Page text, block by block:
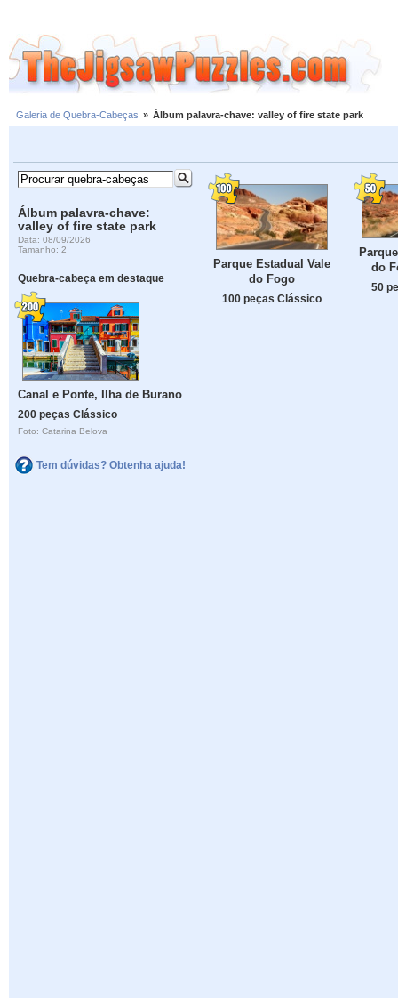
Galeria de Quebra-Cabeças » Álbum palavra-chave: valley of fire state park
Álbum palavra-chave:
valley of fire state park
Data: 08/09/2026
Tamanho: 2
Quebra-cabeça em destaque
Canal e Ponte, Ilha de Burano
200 peças Clássico
Foto: Catarina Belova
Tem dúvidas? Obtenha ajuda!
Parque Estadual Vale
do Fogo
100 peças Clássico
do
50